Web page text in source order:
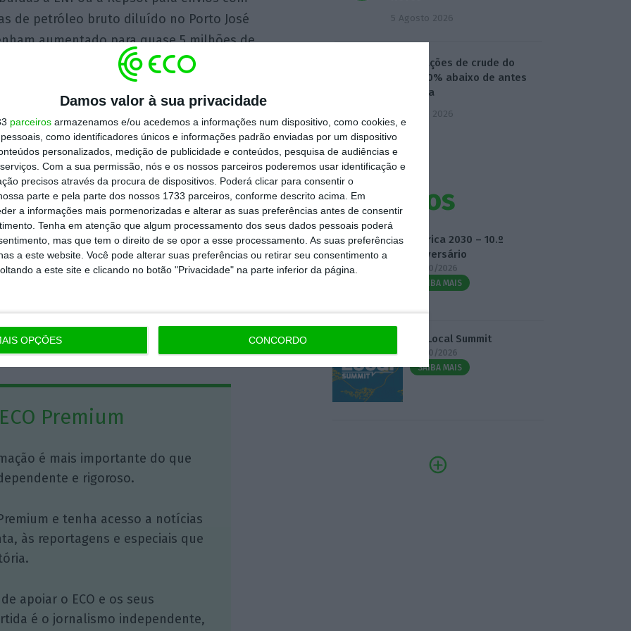
Damos valor à sua privacidade
parceiros armazenamos e/ou acedemos a informações num dispositivo, como cookies, e
como identificadores únicos e informações padrão enviadas por um dispositivo
personalizados, medição de publicidade e conteúdos, pesquisa de audiências e
Com a sua permissão, nós e os nossos parceiros poderemos usar identificação e
precisos através da procura de dispositivos. Poderá clicar para consentir o
parte e pela parte dos nossos 1733 parceiros, conforme descrito acima. Em
a informações mais pormenorizadas e alterar as suas preferências antes de consentir
Tenha em atenção que algum processamento dos seus dados pessoais poderá
mas que tem o direito de se opor a esse processamento. As suas preferências
a este website. Você pode alterar suas preferências ou retirar seu consentimento a
a este site e clicando no botão "Privacidade" na parte inferior da página.
OPÇÕES CONCORDO
de petróleo bruto diluído no Porto José
aumentado para quase 5 milhões de
de petróleo, enquanto utiliza uma parte
de milhões de dólares em dívidas a
ENI e a Repsol. A reestruturação do
a reavivar as suas operações de
do Orinoco [no sul da Venezuela], que
a nafta pesada, e aliviar o défice de
2021 que a PDVSA depende de diluentes
para exportação.
Copiar
Premium
é mais importante do que
e rigoroso.
e tenha acesso a notícias
às reportagens e especiais que
apoiar o ECO e os seus
é o jornalismo independente,
5 Agosto 2026
Exportações de crude do
Golfo 40% abaixo de antes
da guera
5 Agosto 2026
Eventos
Fábrica 2030 – 10.º
Aniversário
14/10/2026
SAIBA MAIS
3.º Local Summit
07/10/2026
SAIBA MAIS